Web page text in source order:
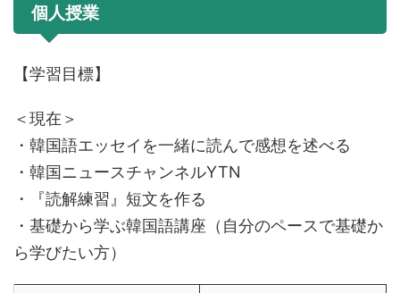
個人授業
【学習目標】
＜現在＞
・韓国語エッセイを一緒に読んで感想を述べる
・韓国ニュースチャンネルYTN
・『読解練習』短文を作る
・基礎から学ぶ韓国語講座（自分のペースで基礎か
ら学びたい方）